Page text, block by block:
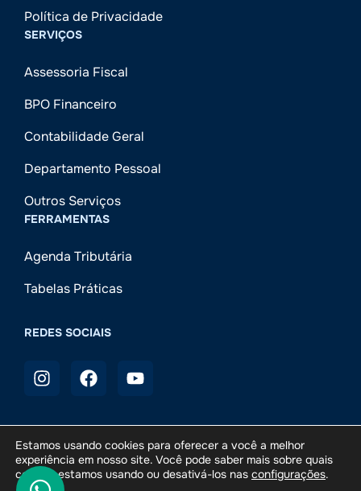
Política de Privacidade
SERVIÇOS
Assessoria Fiscal
BPO Financeiro
Contabilidade Geral
Departamento Pessoal
Outros Serviços
FERRAMENTAS
Agenda Tributária
Tabelas Práticas
REDES SOCIAIS
Campesi Contábil © 2025 — Todos os direitos reservados.
Desenvolvido por
Meu Marketing Contábil
Estamos usando cookies para oferecer a você a melhor
experiência em nosso site. Você pode saber mais sobre quais
cookies estamos usando ou desativá-los nas configurações.